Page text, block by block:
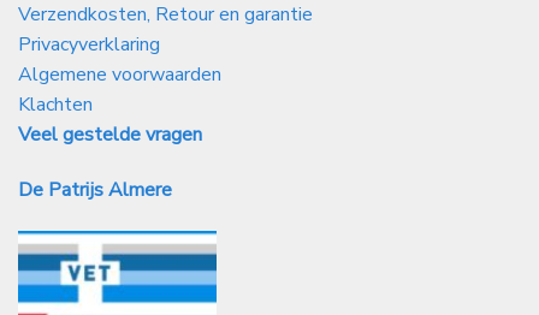
Verzendkosten, Retour en garantie
Privacyverklaring
Algemene voorwaarden
Klachten
Veel gestelde vragen
De Patrijs Almere